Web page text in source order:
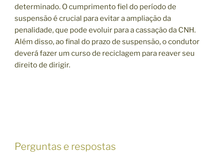
determinado. O cumprimento fiel do período de
suspensão é crucial para evitar a ampliação da
penalidade, que pode evoluir para a cassação da CNH.
Além disso, ao final do prazo de suspensão, o condutor
deverá fazer um curso de reciclagem para reaver seu
direito de dirigir.
Perguntas e respostas